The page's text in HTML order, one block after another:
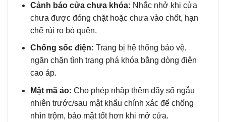
Cảnh báo cửa chưa khóa: Nhắc nhở khi cửa
chưa được đóng chặt hoặc chưa vào chốt, hạn
chế rủi ro bỏ quên.
Chống sốc điện: Trang bị hệ thống bảo vệ,
ngăn chặn tình trạng phá khóa bằng dòng điện
cao áp.
Mật mã ảo: Cho phép nhập thêm dãy số ngẫu
nhiên trước/sau mật khẩu chính xác để chống
nhìn trộm, bảo mật tốt hơn khi mở cửa.